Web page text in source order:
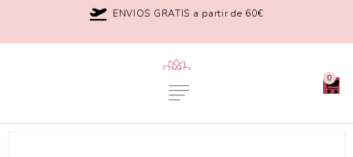
ENVIOS GRATIS a partir de 60€
0